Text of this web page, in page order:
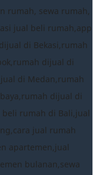
rumah, sewa rumah,
jual beli rumah,app
di Bekasi,rumah
dijual di
di Medan,rumah
dijual di
rumah di Bali,jual
jual rumah
apartemen,jual
bulanan,sewa